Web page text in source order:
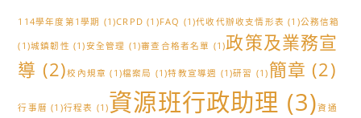
114學年度第1學期 (1)CRPD (1)FAQ (1)代收代辦收支情形表 (1)公務信箱
(1)城鎮韌性 (1)安全管理 (1)審查合格者名單 (1)政策及業務宣
導 (2)校內規章 (1)檔案局 (1)特教宣導週 (1)研習 (1) 簡章 (2)
行事曆 (1)行程表 (1)資源班行政助理 (3)資通